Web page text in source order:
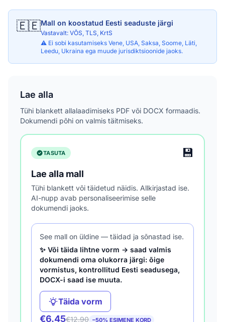
🇪🇪Mall on koostatud Eesti seaduste järgi
Vastavalt: VÕS, TLS, KrtS
⚠️ Ei sobi kasutamiseks Vene, USA, Saksa, Soome, Läti,
Leedu, Ukraina ega muude jurisdiktsioonide jaoks.
Lae alla
Tühi blankett allalaadimiseks PDF või DOCX formaadis.
Dokumendi põhi on valmis täitmiseks.
TASUTA 💾
Lae alla mall
Tühi blankett või täidetud näidis. Allkirjastad ise.
AI-nupp avab personaliseerimise selle
dokumendi jaoks.
See mall on üldine — täidad ja sõnastad ise.
✨ Või täida lihtne vorm → saad valmis
dokumendi oma olukorra järgi: õige
vormistus, kontrollitud Eesti seadusega,
DOCX-i saad ise muuta.
Täida vorm
€6.45€12.90 −50% ESIMENE KORD